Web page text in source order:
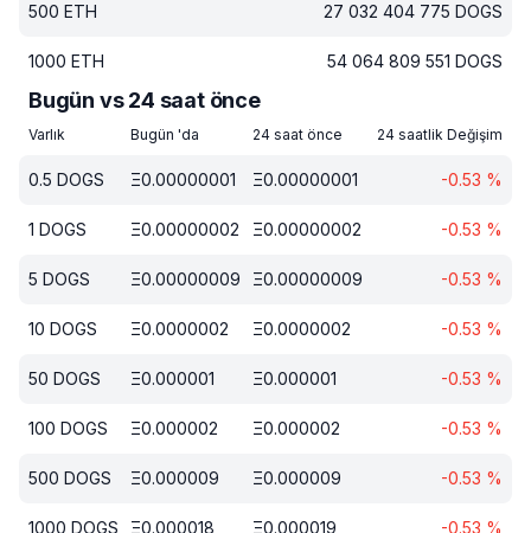
500 ETH 27 032 404 775 DOGS
1000 ETH 54 064 809 551 DOGS
Bugün vs 24 saat önce
Varlık Bugün 'da 24 saat önce 24 saatlik Değişim
0.5 DOGS Ξ0.00000001 Ξ0.00000001 -0.53 %
1 DOGS Ξ0.00000002 Ξ0.00000002 -0.53 %
5 DOGS Ξ0.00000009 Ξ0.00000009 -0.53 %
10 DOGS Ξ0.0000002 Ξ0.0000002 -0.53 %
50 DOGS Ξ0.000001 Ξ0.000001 -0.53 %
100 DOGS Ξ0.000002 Ξ0.000002 -0.53 %
500 DOGS Ξ0.000009 Ξ0.000009 -0.53 %
1000 DOGS Ξ0.000018 Ξ0.000019 -0.53 %